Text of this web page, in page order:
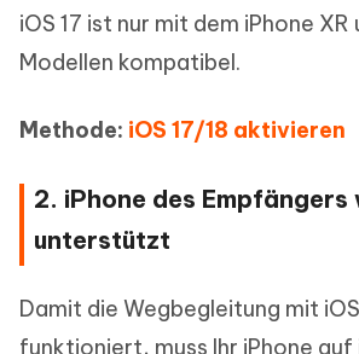
iOS 17 ist nur mit dem iPhone XR
Modellen kompatibel.
Methode: iOS 17/18 aktivieren
2. iPhone des
unterstützt
Damit die Wegbegleitung mit
funktioniert, muss Ihr iPhone auf